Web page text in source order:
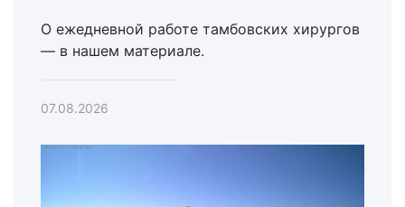
О ежедневной работе тамбовских хирургов
— в нашем материале.
07.08.2026